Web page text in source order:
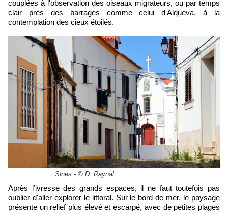
couplées à l'observation des oiseaux migrateurs, ou par temps
clair près des barrages comme celui d'Alqueva, à la
contemplation des cieux étoilés.
Sines - © D. Raynal
Après l’ivresse des grands espaces, il ne faut toutefois pas
oublier d'aller explorer le littoral. Sur le bord de mer, le paysage
présente un relief plus élevé et escarpé, avec de petites plages